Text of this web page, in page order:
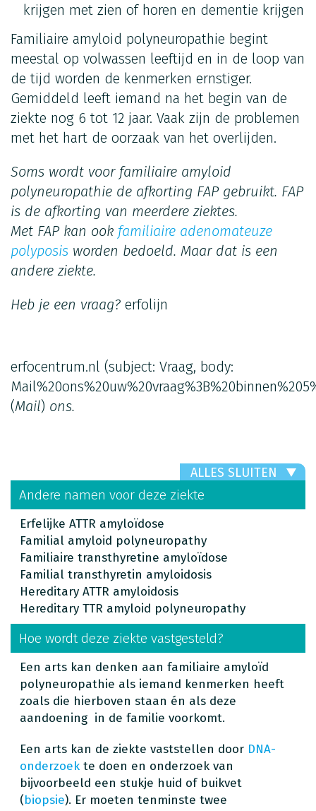
krijgen met zien of horen en dementie krijgen
Familiaire amyloid polyneuropathie begint
meestal op volwassen leeftijd en in de loop van
de tijd worden de kenmerken ernstiger.
Gemiddeld leeft iemand na het begin van de
ziekte nog 6 tot 12 jaar. Vaak zijn de problemen
met het hart de oorzaak van het overlijden.
Soms wordt voor familiaire amyloid
polyneuropathie de afkorting FAP gebruikt. FAP
is de afkorting van meerdere ziektes.
Met FAP kan ook familiaire adenomateuze
polyposis worden bedoeld. Maar dat is een
andere ziekte.
Heb je een vraag? erfolijn
erfocentrum.nl (subject: Vraag, body:
(Mail) ons.
ALLES SLUITEN
Andere namen voor deze ziekte
Erfelijke ATTR amyloïdose
Familial amyloid polyneuropathy
Familiaire transthyretine amyloïdose
Familial transthyretin amyloidosis
Hereditary ATTR amyloidosis
Hereditary TTR amyloid polyneuropathy
Hoe wordt deze ziekte vastgesteld?
Een arts kan denken aan familiaire amyloïd
polyneuropathie als iemand kenmerken heeft
zoals die hierboven staan én als deze
aandoening in de familie voorkomt.
Een arts kan de ziekte vaststellen door DNA-
onderzoek te doen en onderzoek van
bijvoorbeeld een stukje huid of buikvet
(biopsie). Er moeten tenminste twee